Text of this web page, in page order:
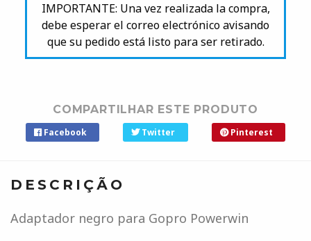
IMPORTANTE: Una vez realizada la compra,
debe esperar el correo electrónico avisando
que su pedido está listo para ser retirado.
COMPARTILHAR ESTE PRODUTO
Facebook Twitter Pinterest
DESCRIÇÃO
Adaptador negro para Gopro Powerwin